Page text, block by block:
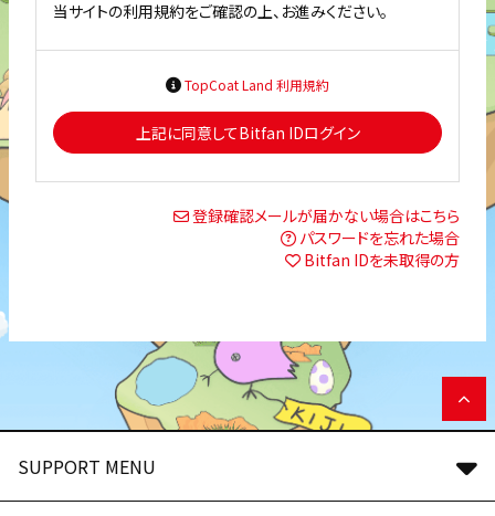
当サイトの利用規約をご確認の上、お進みください。
TopCoat Land 利用規約
上記に同意してBitfan IDログイン
登録確認メールが届かない場合はこちら
パスワードを忘れた場合
Bitfan IDを未取得の方
SUPPORT MENU